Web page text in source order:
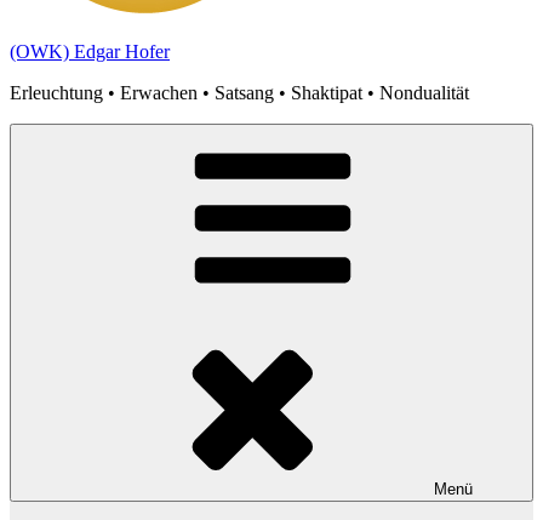
(OWK) Edgar Hofer
Erleuchtung • Erwachen • Satsang • Shaktipat • Nondualität
Menü